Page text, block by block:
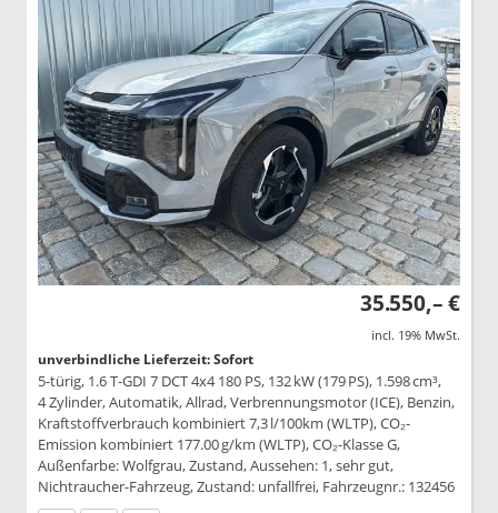
35.550,– €
incl. 19% MwSt.
unverbindliche Lieferzeit: Sofort
5-türig, 1.6 T-GDI 7 DCT 4x4 180 PS, 132 kW (179 PS), 1.598 cm³,
4 Zylinder, Automatik, Allrad, Verbrennungsmotor (ICE), Benzin,
Kraftstoffverbrauch kombiniert 7,3 l/100km (WLTP), CO₂-
Emission kombiniert 177.00 g/km (WLTP), CO₂-Klasse G,
Außenfarbe: Wolfgrau, Zustand, Aussehen: 1, sehr gut,
Nichtraucher-Fahrzeug, Zustand: unfallfrei, Fahrzeugnr.: 132456